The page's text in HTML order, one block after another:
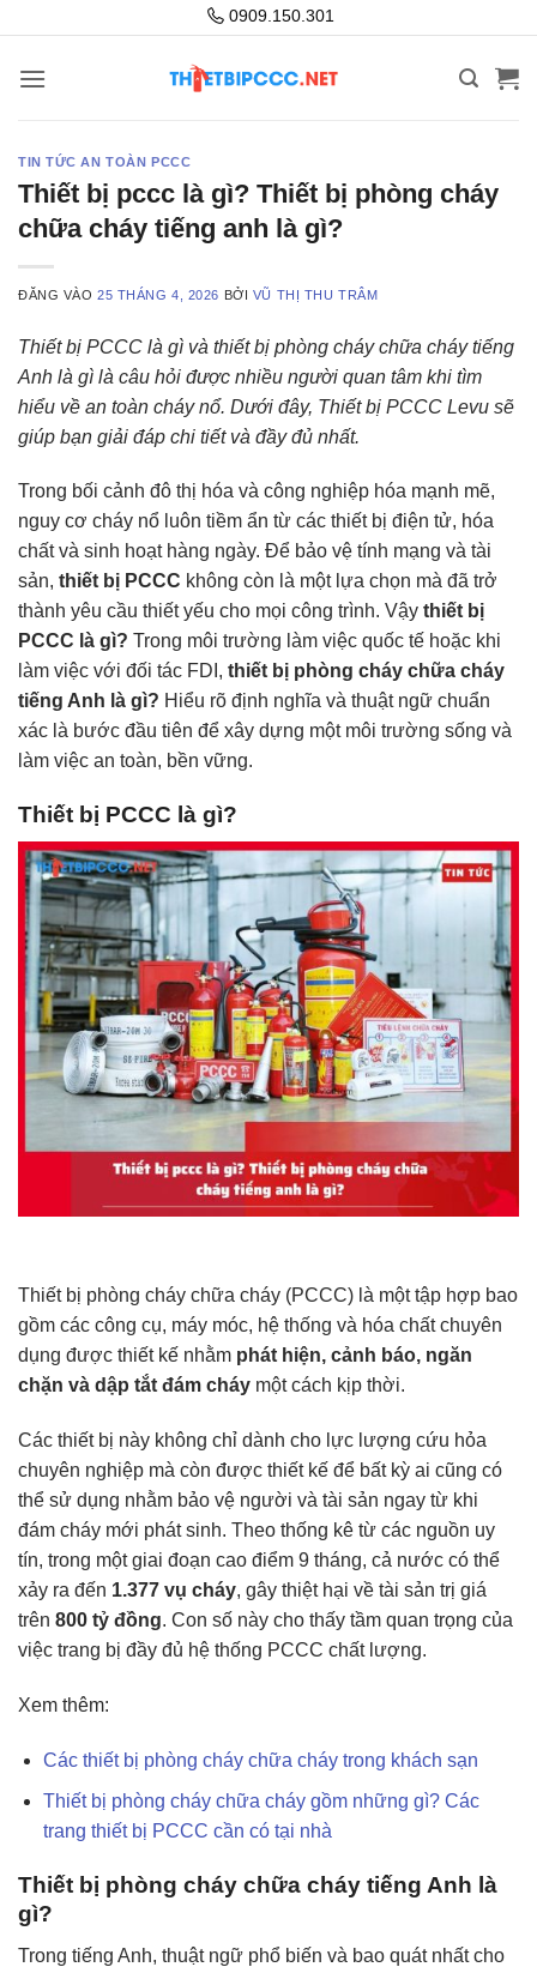
nội
0909.150.301
TIN TỨC AN TOÀN PCCC
Thiết bị pccc là gì? Thiết bị phòng cháy
chữa cháy tiếng anh là gì?
ĐĂNG VÀO25 THÁNG 4, 2026 BỞI VŨ THỊ THU TRÂM
Thiết bị PCCC là gì và thiết bị phòng cháy chữa cháy tiếng
Anh là gì là câu hỏi được nhiều người quan tâm khi tìm
hiểu về an toàn cháy nổ. Dưới đây, Thiết bị PCCC Levu sẽ
giúp bạn giải đáp chi tiết và đầy đủ nhất.
Trong bối cảnh đô thị hóa và công nghiệp hóa mạnh mẽ,
nguy cơ cháy nổ luôn tiềm ẩn từ các thiết bị điện tử, hóa
chất và sinh hoạt hàng ngày. Để bảo vệ tính mạng và tài
sản, thiết bị PCCC không còn là một lựa chọn mà đã trở
thành yêu cầu thiết yếu cho mọi công trình. Vậy thiết bị
PCCC là gì? Trong môi trường làm việc quốc tế hoặc khi
làm việc với đối tác FDI, thiết bị phòng cháy chữa cháy
tiếng Anh là gì? Hiểu rõ định nghĩa và thuật ngữ chuẩn
xác là bước đầu tiên để xây dựng một môi trường sống và
làm việc an toàn, bền vững.
Thiết bị PCCC là gì?
Thiết bị phòng cháy chữa cháy (PCCC) là một tập hợp bao
gồm các công cụ, máy móc, hệ thống và hóa chất chuyên
dụng được thiết kế nhằm phát hiện, cảnh báo, ngăn
chặn và dập tắt đám cháy một cách kịp thời.
Các thiết bị này không chỉ dành cho lực lượng cứu hỏa
chuyên nghiệp mà còn được thiết kế để bất kỳ ai cũng có
thể sử dụng nhằm bảo vệ người và tài sản ngay từ khi
đám cháy mới phát sinh. Theo thống kê từ các nguồn uy
tín, trong một giai đoạn cao điểm 9 tháng, cả nước có thể
xảy ra đến 1.377 vụ cháy, gây thiệt hại về tài sản trị giá
trên 800 tỷ đồng. Con số này cho thấy tầm quan trọng của
việc trang bị đầy đủ hệ thống PCCC chất lượng.
Xem thêm:
Các thiết bị phòng cháy chữa cháy trong khách sạn
Thiết bị phòng cháy chữa cháy gồm những gì? Các
trang thiết bị PCCC cần có tại nhà
Thiết bị phòng cháy chữa cháy tiếng Anh là
gì?
Trong tiếng Anh, thuật ngữ phổ biến và bao quát nhất cho